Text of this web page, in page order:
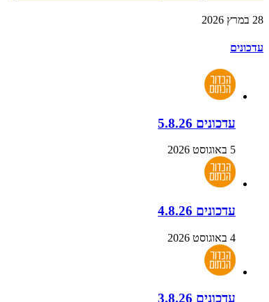
28 במרץ 2026
עדכונים
עדכונים 5.8.26
5 באוגוסט 2026
עדכונים 4.8.26
4 באוגוסט 2026
עדכונים 3.8.26